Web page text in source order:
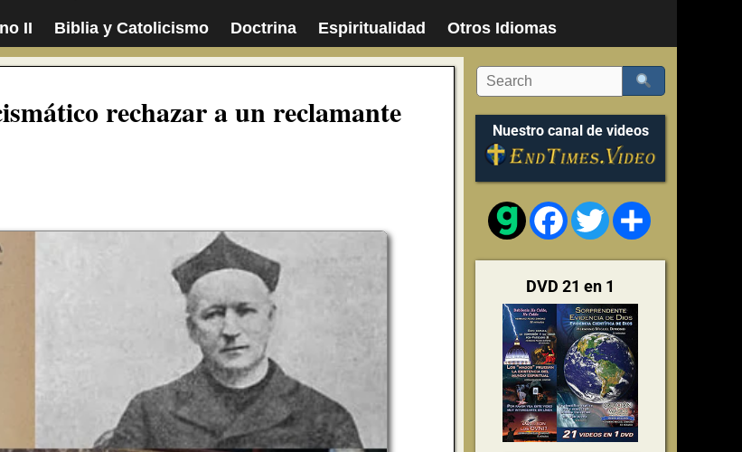
II Biblia y Catolicismo Doctrina Espiritualidad Otros Idiomas
rechazar a un reclamante
Nuestro canal de videos
FacebookTwitter
DVD 21 en 1